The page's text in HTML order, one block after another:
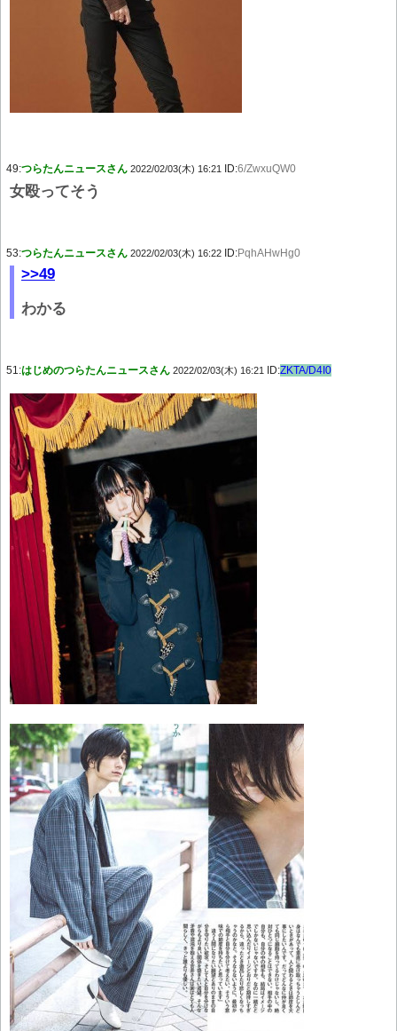
49:つらたんニュースさん 2022/02/03(木) 16:21 ID:6/ZwxuQW0
女殴ってそう
53:つらたんニュースさん 2022/02/03(木) 16:22 ID:PqhAHwHg0
>>49
わかる
51:はじめのつらたんニュースさん 2022/02/03(木) 16:21 ID:ZKTA/D4I0